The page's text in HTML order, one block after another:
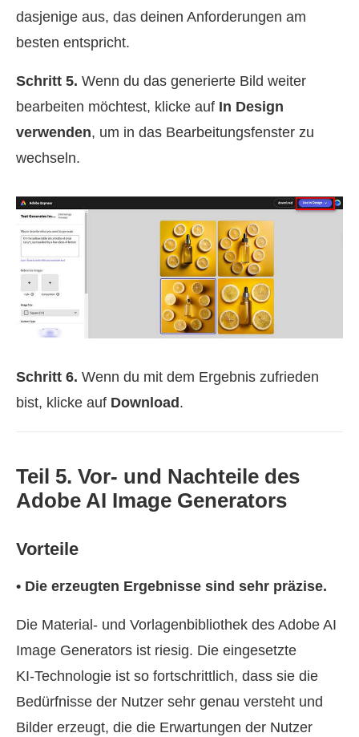
dasjenige aus, das deinen Anforderungen am
besten entspricht.
Schritt 5. Wenn du das generierte Bild weiter
bearbeiten möchtest, klicke auf In Design
verwenden, um in das Bearbeitungsfenster zu
wechseln.
Schritt 6. Wenn du mit dem Ergebnis zufrieden
bist, klicke auf Download .
Teil 5. Vor- und Nachteile des
Adobe AI Image Generators
Vorteile
• Die erzeugten Ergebnisse sind sehr präzise.
Die Material- und Vorlagenbibliothek des Adobe AI
Image Generators ist riesig. Die eingesetzte
KI‑Technologie ist so fortschrittlich, dass sie die
Bedürfnisse der Nutzer sehr genau versteht und
Bilder erzeugt, die die Erwartungen der Nutzer